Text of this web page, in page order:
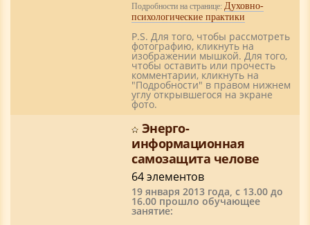
Подробности на странице: Духовно-
психологические практики
P.S. Для того, чтобы рассмотреть
фотографию, кликнуть на
изображении мышкой. Для того,
чтобы оставить или прочесть
комментарии, кликнуть на
"Подробности" в правом нижнем
углу открывшегося на экране
фото.
Энерго-
информационная
самозащита челове
64 элементов
19 января 2013 года, с 13.00 до
16.00 прошло обучающее
занятие: